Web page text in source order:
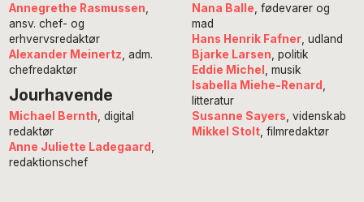
Annegrethe Rasmussen
ansv. chef- og
erhvervsredaktør
Alexander Meinertz , adm.
chefredaktør
Jourhavende
Michael Bernth, digital
redaktør
Anne Juliette Ladegaard ,
redaktionschef
Nana Balle , fødevarer og
mad
Hans Henrik Fafner, udland
Bjarke Larsen , politik
Eddie Michel
, musik
Isabella Miehe-Renard
litteratur
Susanne Sayers , videnskab
Mikkel Stolt, filmredaktør